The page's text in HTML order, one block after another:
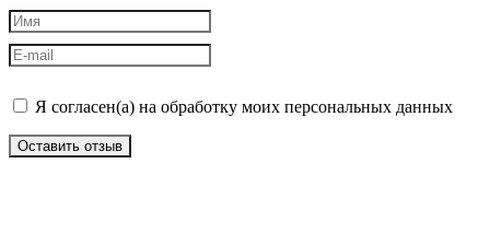
Я согласен(а) на обработку моих персональных данных
Оставить отзыв